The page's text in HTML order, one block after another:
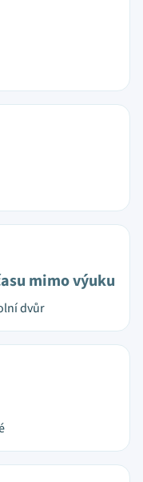
mimo výuku
dvůr